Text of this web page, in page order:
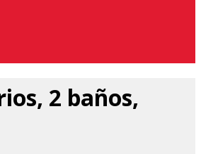
2 baños,